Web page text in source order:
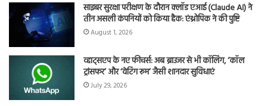
साइबर सुरक्षा परीक्षण के दौरान क्लॉड एआई (Claude AI) ने
तीन असली कंपनियों को किया हैक: एंथ्रोपिक ने की पुष्टि
August 1, 2026
व्हाट्सएप के नए फीचर्स: अब ब्राउजर से भी कॉलिंग, ‘कॉल
ट्रांसफर’ और ‘वेटिंग रूम’ जैसी शानदार सुविधाएं
July 29, 2026